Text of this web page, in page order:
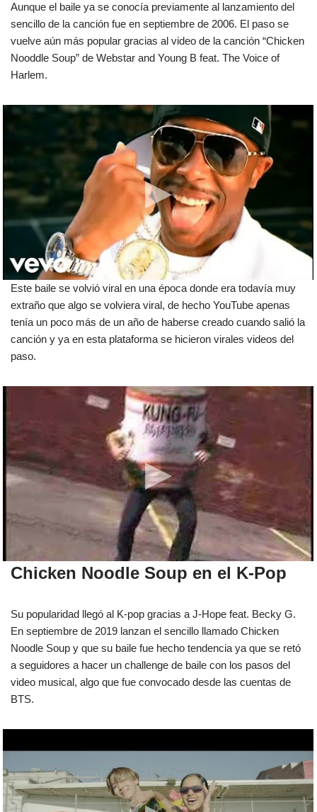
Aunque el baile ya se conocía previamente al lanzamiento del
sencillo de la canción fue en septiembre de 2006. El paso se
vuelve aún más popular gracias al video de la canción “Chicken
Nooddle Soup” de Webstar and Young B feat. The Voice of
Harlem.
Este baile se volvió viral en una época donde era todavía muy
extraño que algo se volviera viral, de hecho YouTube apenas
tenía un poco más de un año de haberse creado cuando salió la
canción y ya en esta plataforma se hicieron virales videos del
paso.
Chicken Noodle Soup en el K-Pop
Su popularidad llegó al K-pop gracias a J-Hope feat. Becky G.
En septiembre de 2019 lanzan el sencillo llamado Chicken
Noodle Soup y que su baile fue hecho tendencia ya que se retó
a seguidores a hacer un challenge de baile con los pasos del
video musical, algo que fue convocado desde las cuentas de
BTS.